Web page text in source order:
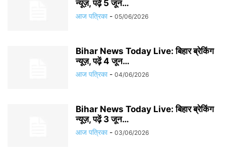
न्यूज़, पढ़ें 5 जून…
आज पत्रिका - 05/06/2026
Bihar News Today Live: बिहार ब्रेकिंग
न्यूज़, पढ़ें 4 जून…
आज पत्रिका - 04/06/2026
Bihar News Today Live: बिहार ब्रेकिंग
न्यूज़, पढ़ें 3 जून…
आज पत्रिका - 03/06/2026